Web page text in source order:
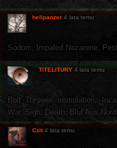
hellpanzer 4 lata temu
Sodom, Impaled Nazarene,
TITELITURY 4 lata temu
Bolt Thrower, immolation,
War, Sigh, Death, Blut Aus
Czit 4 lata temu